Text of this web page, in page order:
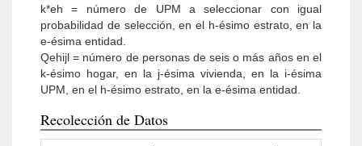
k*eh = número de UPM a seleccionar con igual
probabilidad de selección, en el h-ésimo estrato, en la
e-ésima entidad.
Qehijl = número de personas de seis o más años en el
k-ésimo hogar, en la j-ésima vivienda, en la i-ésima
UPM, en el h-ésimo estrato, en la e-ésima entidad.
Recolección de Datos